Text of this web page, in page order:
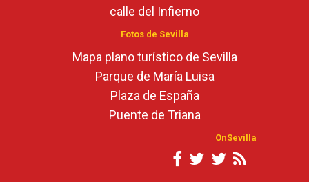
calle del Infierno
Fotos de Sevilla
Mapa plano turístico de Sevilla
Parque de María Luisa
Plaza de España
Puente de Triana
OnSevilla